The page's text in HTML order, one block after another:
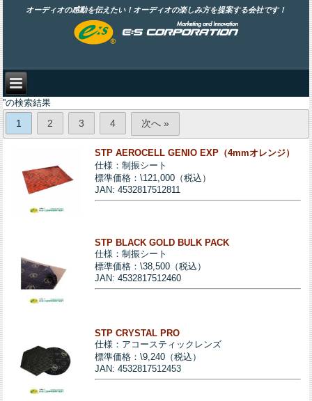
オーディオの感動を伝えたい！オーディオの楽しみ方を提案する会社です！
''の検索結果
1 2 3 4 次へ »
STP AEROCELL GENIO EXP（4mmオレンジ）
仕様：制振シート
標準価格：\121,000（税込）
JAN: 4532817512811
STP BLACK GOLD BULK PACK
仕様：制振シート
標準価格：\38,500（税込）
JAN: 4532817512460
STP CRYSTAL PRO
仕様：アコースティックレンズ
標準価格：\9,240（税込）
JAN: 4532817512453